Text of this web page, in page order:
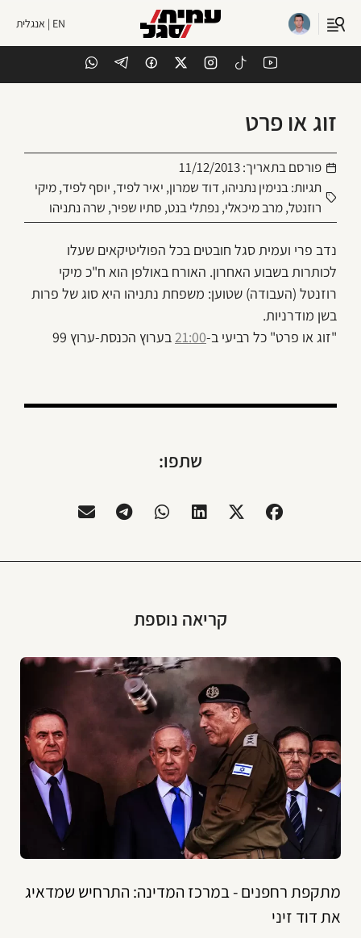
EN | אנגלית
זוג או פרט
פורסם בתאריך:11/12/2013
תגיות:בנימין נתניהו, דוד שמרון, יאיר לפיד, יוסף לפיד,מיקי
רוזנטל,מרב מיכאלי, נפתלי בנט, סתיו שפיר, שרה נתניהו
נדב פרי ועמית סגל חובטים בכל הפוליטיקאים שעלו
לכותרות בשבוע האחרון. האורח באולפן הוא ח"כ מיקי
רוזנטל (העבודה) שטוען: משפחת נתניהו היא סוג של פרות
בשן מודרניות.
"זוג או פרט" כל רביעי ב-21:00בערוץ הכנסת-ערוץ 99
שתפו:
קריאה נוספת
מתקפת רחפנים - במרכז המדינה: התרחיש שמדאיג
את דוד זיני